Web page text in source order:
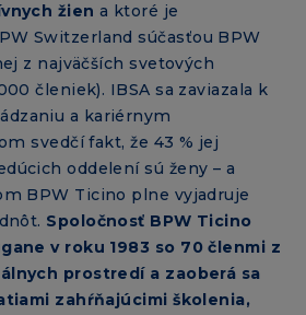
žien a ktoré je
Switzerland súčasťou BPW
z najväčších svetových
členiek). IBSA sa zaviazala k
a kariérnym
svedčí fakt, že 43 % jej
oddelení sú ženy – a
BPW Ticino plne vyjadruje
Spoločnosť BPW Ticino
v roku 1983 so 70 členmi z
prostredí a zaoberá sa
zahŕňajúcimi školenia,